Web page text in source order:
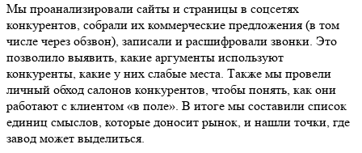
Мы проанализировали сайты и страницы в соцсетях
конкурентов, собрали их коммерческие предложения (в том
числе через обзвон), записали и расшифровали звонки. Это
позволило выявить, какие аргументы используют
конкуренты, какие у них слабые места. Также мы провели
личный обход салонов конкурентов, чтобы понять, как они
работают с клиентом «в поле». В итоге мы составили список
единиц смыслов, которые доносит рынок, и нашли точки, где
завод может выделиться.